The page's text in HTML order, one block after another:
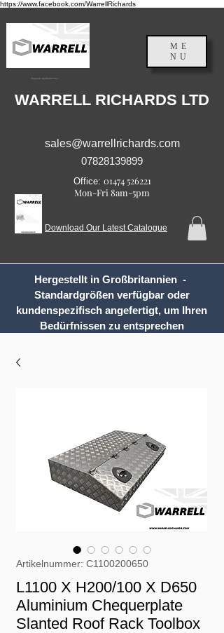
https://www.facebook.com/WarrellRichards
England, Großbritannien
ME
NU
WARRELL RICHARDS LTD
sales@warrellrichards.com
07828139899
Office: 01474 526221
Mon-Fri 8am-5pm
Download Our Latest Catalogue
Hergestellt in Großbritannien -
Standardgrößen verfügbar oder
kundenspezifisch angefertigt, um Ihren
Bedürfnissen zu entsprechen
Artikelnummer: C1100200650
L1100 X H200/100 X D650
Aluminium Chequerplate
Slanted Roof Rack Toolbox